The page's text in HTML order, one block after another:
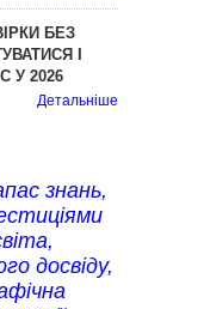
БЕЗ
І
У 2026
Детальніше
знань,
досвіду,